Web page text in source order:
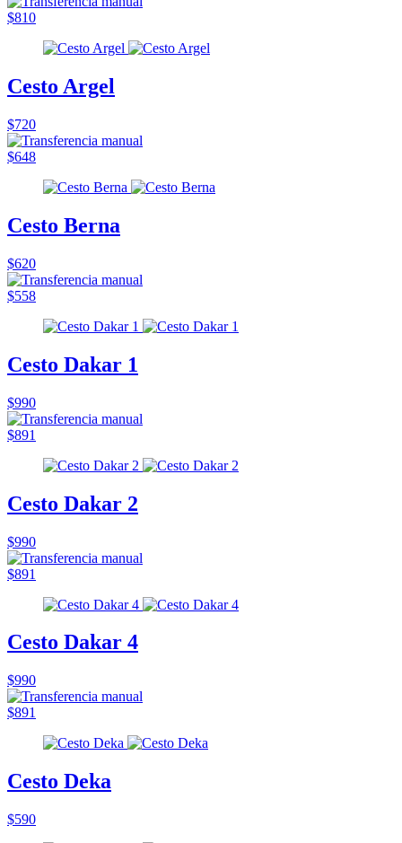
$810
Cesto Argel
$720
$648
Cesto Berna
$620
$558
Cesto Dakar 1
$990
$891
Cesto Dakar 2
$990
$891
Cesto Dakar 4
$990
$891
Cesto Deka
$590